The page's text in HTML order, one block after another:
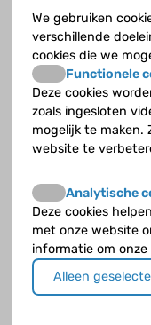
De Amerikaanse en
gezegd dat elk nieuw
worden onderzocht
betreft die niet
of de ziekte van
verplicht om dat te
aan het einde van
geregistreerd is,
de markt brengen.
komen om firma's
nu nog niet voor de
voor Nederland
gedaan.
Is er een
We gebruiken
verschillende
cookies die we
Functionele
Deze cookies
zoals ingesloten
mogelijk te maken.
website te
Analytische
Deze cookies
met onze website
informatie om
Alleen